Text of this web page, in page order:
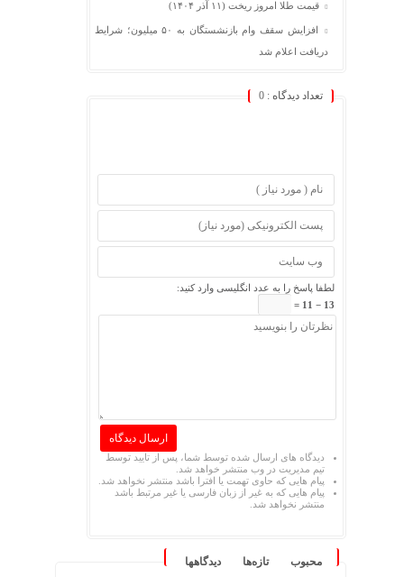
قیمت طلا امروز ریخت (۱۱ آذر ۱۴۰۴)
افزایش سقف وام بازنشستگان به ۵۰ میلیون؛ شرایط
دریافت اعلام شد
تعداد دیدگاه : 0
لطفا پاسخ را به عدد انگلیسی وارد کنید:
13 − 11 =
دیدگاه های ارسال شده توسط شما، پس از تایید توسط
تیم مدیریت در وب منتشر خواهد شد.
پیام هایی که حاوی تهمت یا افترا باشد منتشر نخواهد شد.
پیام هایی که به غیر از زبان فارسی یا غیر مرتبط باشد
منتشر نخواهد شد.
محبوب تازه‌ها دیدگاهها